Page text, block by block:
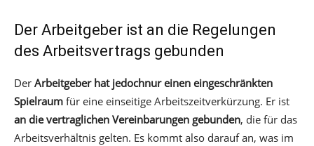
Der Arbeitgeber ist an die Regelungen
des Arbeitsvertrags gebunden
Der Arbeitgeber hat jedochnur einen eingeschränkten
Spielraum für eine einseitige Arbeitszeitverkürzung. Er ist
an die vertraglichen Vereinbarungen gebunden, die für das
Arbeitsverhältnis gelten. Es kommt also darauf an, was im